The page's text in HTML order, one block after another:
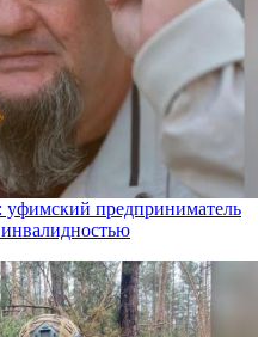
уфимский предприниматель